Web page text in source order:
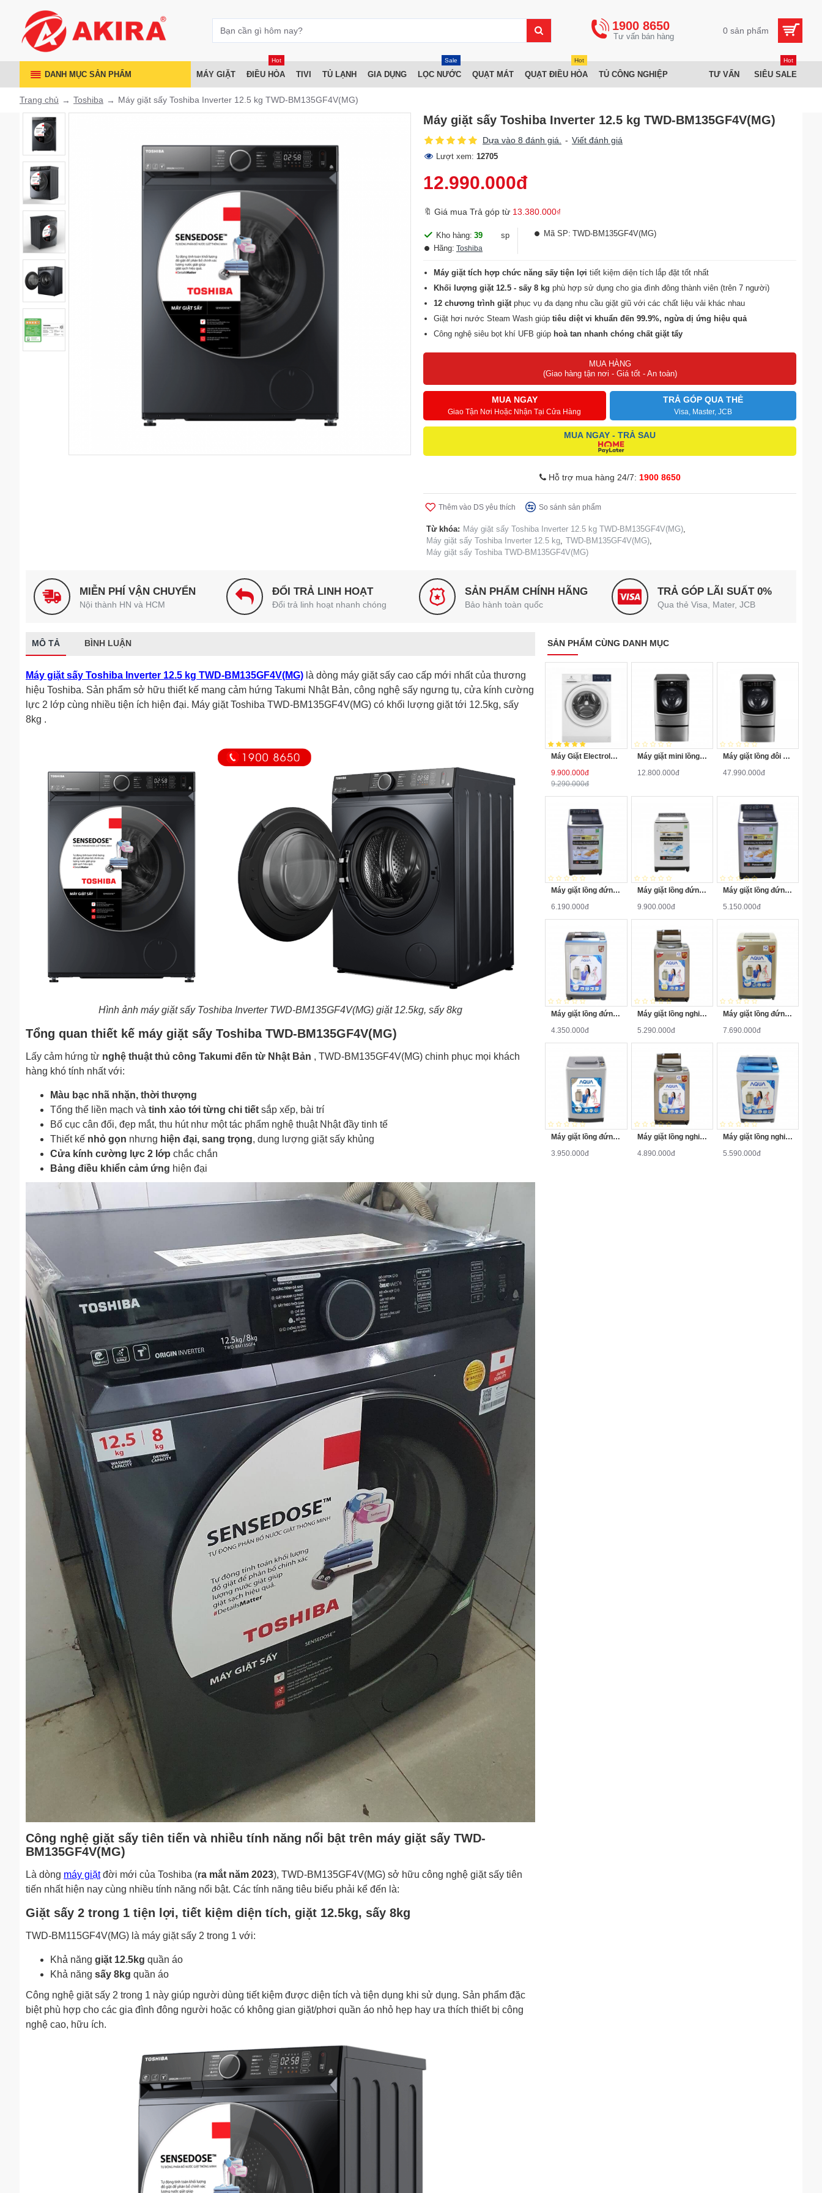
1900 8650 0 sản phẩm
DANH MỤC SẢN PHẨM MÁY GIẶT ĐIỀU HÒA
Hot
TIVI TỦ LẠNH GIA DỤNG LỌC NƯỚC
Sale
QUẠT MÁT QUẠT ĐIỀU HÒA
Hot
TỦ CÔNG NGHIỆP TƯ VẤN SIÊU SALE
Hot
Trang chủ Toshiba Máy giặt sấy Toshiba Inverter 12.5 kg TWD-BM135GF4V(MG)
Máy giặt sấy Toshiba Inverter 12.5 kg TWD-BM135GF4V(MG)
Dựa vào 8 đánh giá. - Viết đánh giá
Lượt xem: 12705
12.990.000đ
🔖 Giá mua Trả góp từ 13.380.000₫
Kho hàng: 39
sp
Hãng: Toshiba
Mã SP: TWD-BM135GF4V(MG)
Máy giặt tích hợp chức năng sấy tiện lợi tiết kiệm diện tích lắp đặt tốt nhất
Khối lượng giặt 12.5 - sấy 8 kg phù hợp sử dụng cho gia đình đông thành viên (trên 7 người)
12 chương trình giặt phục vụ đa dạng nhu cầu giặt giũ với các chất liệu vải khác nhau
Giặt hơi nước Steam Wash giúp tiêu diệt vi khuẩn đến 99.9%, ngừa dị ứng hiệu quả
Công nghệ siêu bọt khí UFB giúp hoà tan nhanh chóng chất giặt tẩy
MUA HÀNG
(Giao hàng tận nơi - Giá tốt - An toàn)
MUA NGAY
Giao Tận Nơi Hoặc Nhận Tại Cửa Hàng
TRẢ GÓP QUA THẺ
Visa, Master, JCB
MUA NGAY - TRẢ SAU
Hỗ trợ mua hàng 24/7: 1900 8650
Thêm vào DS yêu thích So sánh sản phẩm
Từ khóa: Máy giặt sấy Toshiba Inverter 12.5 kg TWD-BM135GF4V(MG),
Máy giặt sấy Toshiba Inverter 12.5 kg, TWD-BM135GF4V(MG),
Máy giặt sấy Toshiba TWD-BM135GF4V(MG)
MIỄN PHÍ VẬN CHUYỂN
Nội thành HN và HCM
ĐỔI TRẢ LINH HOẠT
Đổi trả linh hoạt nhanh chóng
SẢN PHẨM CHÍNH HÃNG
Bảo hành toàn quốc
TRẢ GÓP LÃI SUẤT 0%
Qua thẻ Visa, Mater, JCB
MÔ TẢ BÌNH LUẬN
Máy giặt sấy Toshiba Inverter 12.5 kg TWD-BM135GF4V(MG) là dòng máy giặt sấy cao cấp mới nhất của thương
hiệu Toshiba. Sản phẩm sở hữu thiết kế mang cảm hứng Takumi Nhật Bản, công nghệ sấy ngưng tụ, cửa kính cường
lực 2 lớp cùng nhiều tiện ích hiện đại. Máy giặt Toshiba TWD-BM135GF4V(MG) có khối lượng giặt tới 12.5kg, sấy
8kg .
Hình ảnh máy giặt sấy Toshiba Inverter TWD-BM135GF4V(MG) giặt 12.5kg, sấy 8kg
Tổng quan thiết kế máy giặt sấy Toshiba TWD-BM135GF4V(MG)
Lấy cảm hứng từ nghệ thuật thủ công Takumi đến từ Nhật Bản , TWD-BM135GF4V(MG) chinh phục mọi khách
hàng khó tính nhất với:
Màu bạc nhã nhặn, thời thượng
Tổng thể liền mạch và tinh xảo tới từng chi tiết sắp xếp, bài trí
Bố cục cân đối, đẹp mắt, thu hút như một tác phẩm nghệ thuật Nhật đầy tinh tế
Thiết kế nhỏ gọn nhưng hiện đại, sang trọng, dung lượng giặt sấy khủng
Cửa kính cường lực 2 lớp chắc chắn
Bảng điều khiển cảm ứng hiện đại
Công nghệ giặt sấy tiên tiến và nhiều tính năng nổi bật trên máy giặt sấy TWD-
BM135GF4V(MG)
Là dòng máy giặtđời mới của Toshiba (ra mắt năm 2023), TWD-BM135GF4V(MG) sở hữu công nghệ giặt sấy tiên
tiến nhất hiện nay cùng nhiều tính năng nổi bật. Các tính năng tiêu biểu phải kể đến là:
Giặt sấy 2 trong 1 tiện lợi, tiết kiệm diện tích, giặt 12.5kg, sấy 8kg
TWD-BM115GF4V(MG) là máy giặt sấy 2 trong 1 với:
Khả năng giặt 12.5kg quần áo
Khả năng sấy 8kg quần áo
Công nghệ giặt sấy 2 trong 1 này giúp người dùng tiết kiệm được diện tích và tiện dụng khi sử dụng. Sản phẩm đặc
biệt phù hợp cho các gia đình đông người hoặc có không gian giặt/phơi quần áo nhỏ hẹp hay ưa thích thiết bị công
nghệ cao, hữu ích.
SẢN PHẨM CÙNG DANH MỤC
Máy Giặt Electrolux Inverter 10 Kg EWF1024D3WB
9.900.000đ
9.290.000đ
Máy giặt mini lồng ngang Twinwash LG T2735NWLV 3.5Kg
12.800.000đ
Máy giặt lồng đôi LG TWINWash F2721HTTV/T2735NWLV
47.990.000đ
Máy giặt lồng đứng Panasonic NA-F85X5LRV 8.5kg
6.190.000đ
Máy giặt lồng đứng Panasonic NA-125A5WRV 12.5kg
9.900.000đ
Máy giặt lồng đứng Panasonic NA-F90X5LRV 9kg
5.150.000đ
Máy giặt lồng đứng Aqua AQW-S80KT 8kg
4.350.000đ
Máy giặt lồng nghiêng Aqua AQW-F800Z1T 8kg
5.290.000đ
Máy giặt lồng đứng Aqua AQW-DQW90ZT 9kg
7.690.000đ
Máy giặt lồng đứng Aqua AQW-S70KT 7kg
3.950.000đ
Máy giặt lồng nghiêng Aqua AQW-F800Z2T 8kg
4.890.000đ
Máy giặt lồng nghiêng Aqua AQW-QW90ZT-S 9kg
5.590.000đ